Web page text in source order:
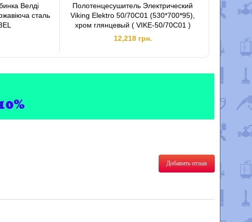
Велді
сталь
Полотенцесушитель Электрический
Viking Elektro 50/70C01 (530*700*95),
хром глянцевый ( VIKE-50/70C01 )
12,218 грн.
Канна
Добавить отзыв